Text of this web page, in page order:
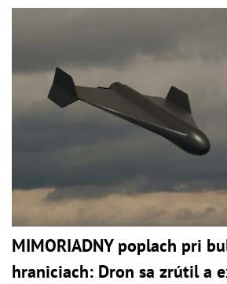
MIMORIADNY poplach pri
hraniciach: Dron sa zrútil a